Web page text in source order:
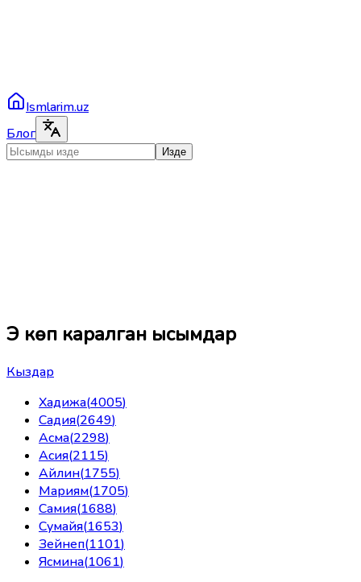
Ismlarim.uz
Блог
Изде
Эң көп каралган ысымдар
Кыздар
Хадижа(4005)
Садия(2649)
Асма(2298)
Асия(2115)
Айлин(1755)
Мариям(1705)
Самия(1688)
Сумайя(1653)
Зейнеп(1101)
Ясмина(1061)